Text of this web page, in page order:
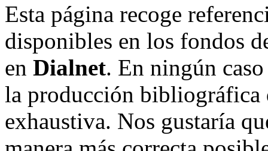
Esta página recoge
disponibles en los fondos
en Dialnet. En ningún
la producción bibliográfica
exhaustiva. Nos gustaría